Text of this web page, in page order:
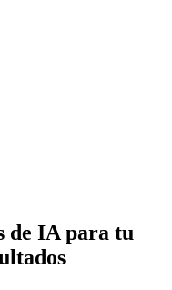
de IA para tu